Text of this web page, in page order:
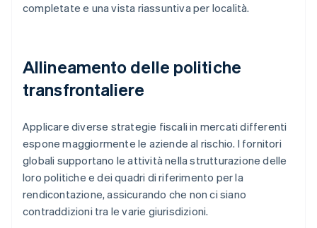
completate e una vista riassuntiva per località.
Allineamento delle politiche
transfrontaliere
Applicare diverse strategie fiscali in mercati differenti
espone maggiormente le aziende al rischio. I fornitori
globali supportano le attività nella strutturazione delle
loro politiche e dei quadri di riferimento per la
rendicontazione, assicurando che non ci siano
contraddizioni tra le varie giurisdizioni.